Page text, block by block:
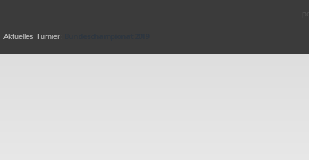
Aktuelles Turnier: